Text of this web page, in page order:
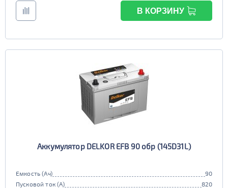
В КОРЗИНУ
Аккумулятор DELKOR EFB 90 обр (145D31L)
Емкость (Ач)
90
Пусковой ток (А)
820